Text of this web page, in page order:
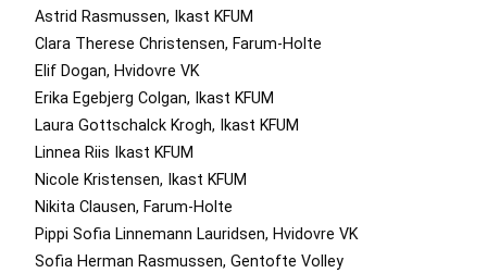
Astrid Rasmussen, Ikast KFUM
Clara Therese Christensen, Farum-Holte
Elif Dogan, Hvidovre VK
Erika Egebjerg Colgan, Ikast KFUM
Laura Gottschalck Krogh, Ikast KFUM
Linnea Riis Ikast KFUM
Nicole Kristensen, Ikast KFUM
Nikita Clausen, Farum-Holte
Pippi Sofia Linnemann Lauridsen, Hvidovre VK
Sofia Herman Rasmussen, Gentofte Volley